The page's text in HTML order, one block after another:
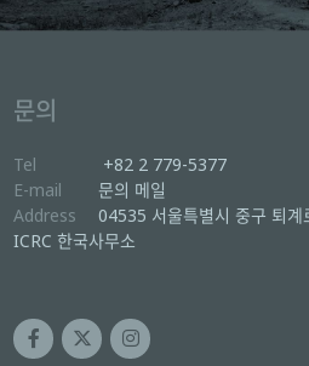
문의
Tel
+82 2 779-5377
E-mail
문의 메일
Address
04535 서울특별시 중구 퇴
ICRC 한국사무소